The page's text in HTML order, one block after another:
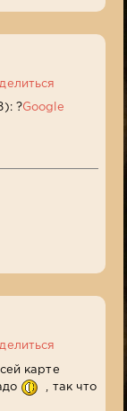
?Google
карте
, так что